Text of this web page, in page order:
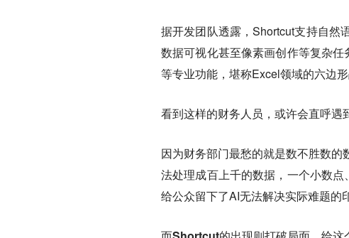
据开发团队透露，Shortcut支持自然
数据可视化甚至像素画创作等复杂
等专业功能，堪称Excel领域的六边形
看到这样的财务人员，或许会直呼遇
因为财务部门最愁的就是数不胜数
法处理成百上千的数据，一个小数
给公众留下了AI无法解决实际难题的